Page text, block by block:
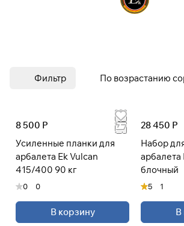
Фильтр По возрастанию
8 500 Р
Усиленные планки для
арбалета Ek Vulcan
415/400 90 кг
0 0
В корзину
28 450 Р
Набор
арбалета
блочный
5 1
В